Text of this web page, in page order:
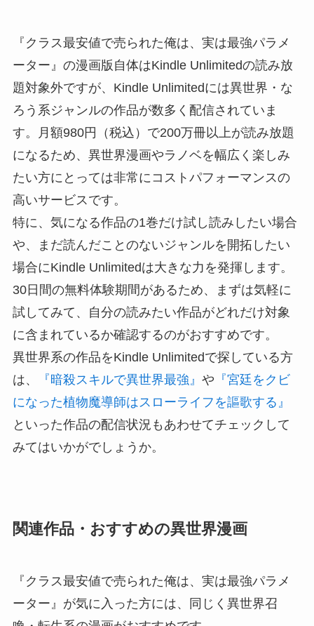
『クラス最安値で売られた俺は、実は最強パラメ
ーター』の漫画版自体はKindle Unlimitedの読み放
題対象外ですが、Kindle Unlimitedには異世界・な
ろう系ジャンルの作品が数多く配信されていま
す。月額980円（税込）で200万冊以上が読み放題
になるため、異世界漫画やラノベを幅広く楽しみ
たい方にとっては非常にコストパフォーマンスの
高いサービスです。
特に、気になる作品の1巻だけ試し読みしたい場合
や、まだ読んだことのないジャンルを開拓したい
場合にKindle Unlimitedは大きな力を発揮します。
30日間の無料体験期間があるため、まずは気軽に
試してみて、自分の読みたい作品がどれだけ対象
に含まれているか確認するのがおすすめです。
異世界系の作品をKindle Unlimitedで探している方
は、
『暗殺スキルで異世界最強』 や 『宮廷をクビ
になった植物魔導師はスローライフを謳歌する』
といった作品の配信状況もあわせてチェックして
みてはいかがでしょうか。
関連作品・おすすめの異世界漫画
『クラス最安値で売られた俺は、実は最強パラメ
ーター』が気に入った方には、同じく異世界召